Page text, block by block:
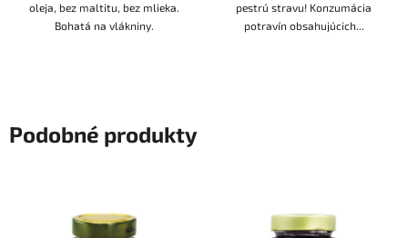
oleja, bez maltitu, bez mlieka.
Bohatá na vlákniny.
pestrú stravu! Konzumácia
potravín obsahujúcich...
Podobné produkty